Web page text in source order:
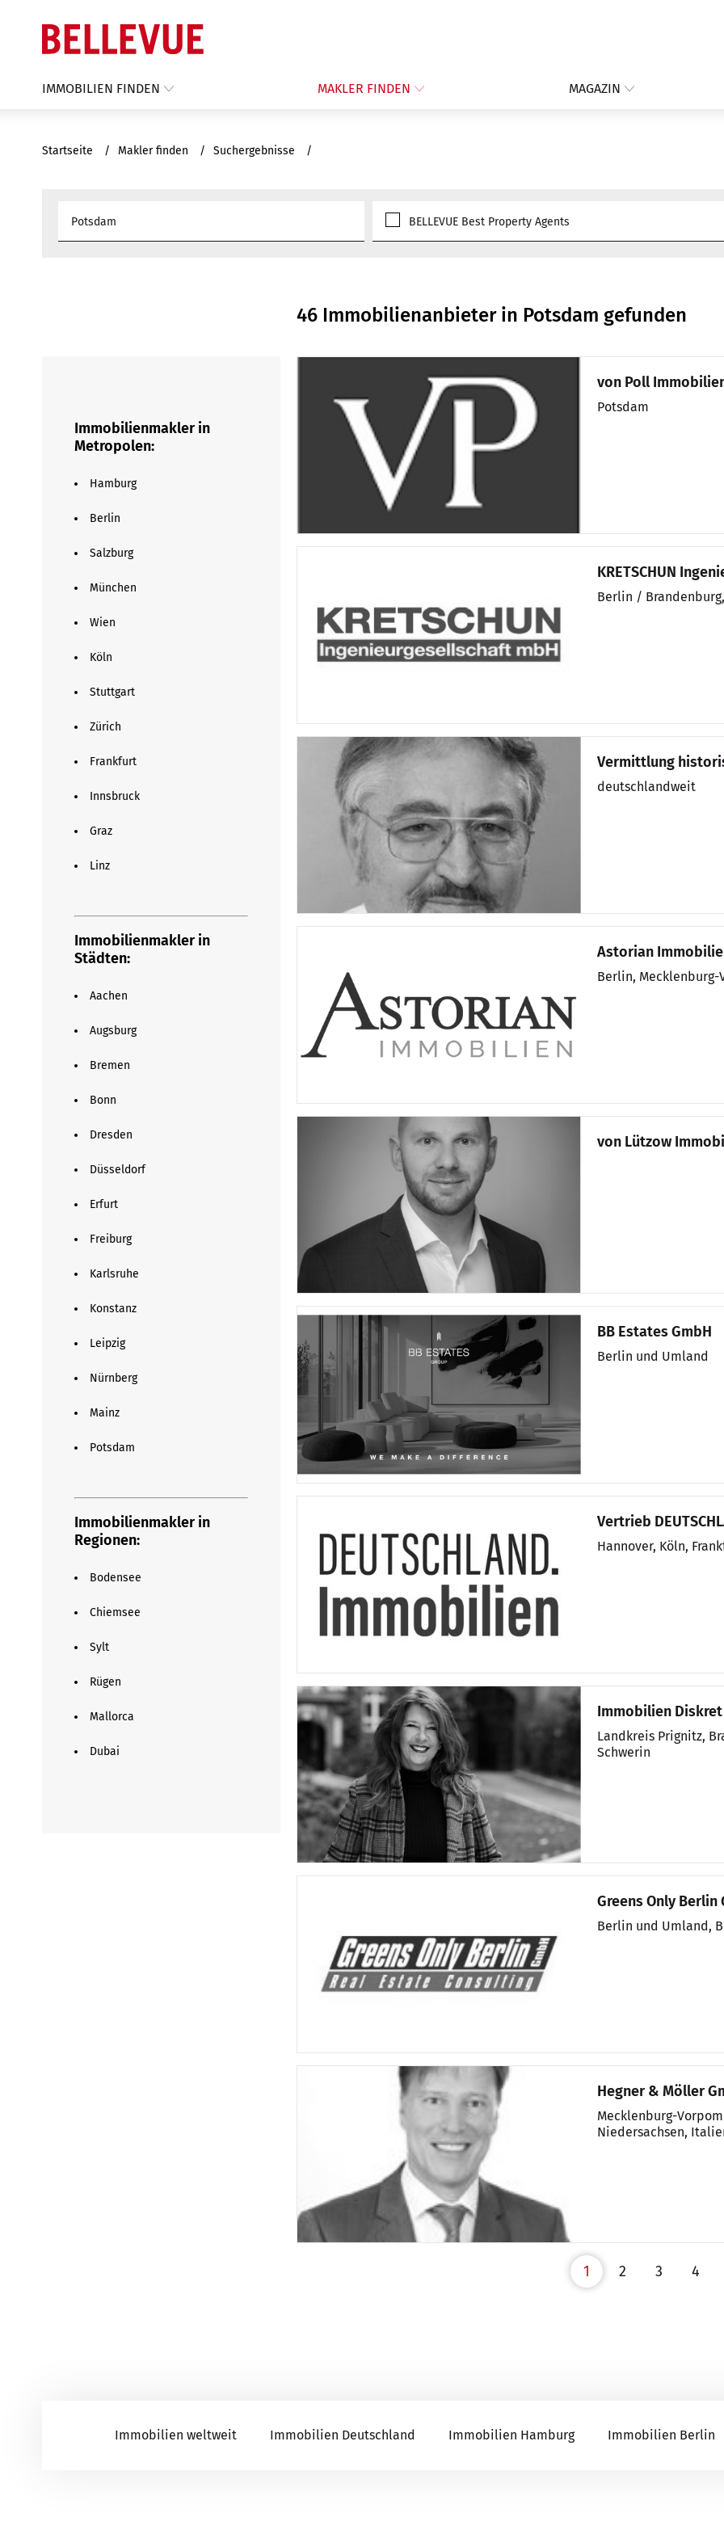
IMMOBILIEN FINDEN MAKLER FINDEN MAGAZIN
Startseite Makler finden Suchergebnisse
BELLEVUE Best Property Agents
46 Immobilienanbieter in Potsdam gefunden
Immobilienmakler in
Metropolen:
Hamburg
Berlin
Salzburg
München
Wien
Köln
Stuttgart
Zürich
Frankfurt
Innsbruck
Graz
Linz
Immobilienmakler in
Städten:
Aachen
Augsburg
Bremen
Bonn
Dresden
Düsseldorf
Erfurt
Freiburg
Karlsruhe
Konstanz
Leipzig
Nürnberg
Mainz
Potsdam
Immobilienmakler in
Regionen:
Bodensee
Chiemsee
Sylt
Rügen
Mallorca
Dubai
von Poll
Potsdam
KRETSCHUN
Berlin /
Vermittlung
deutschlandweit
Astorian
Berlin, Mecklenburg-
von Lützow
BB Estates GmbH
Berlin und Umland
Vertrieb
Hannover, Köln,
Immobilien Diskret
Landkreis Prignitz,
Schwerin
Greens Only Berlin
Berlin und Umland,
Hegner & Möller
Mecklenburg-
Niedersachsen,
1 2 3 4
Immobilien weltweit Immobilien Deutschland Immobilien Hamburg Immobilien Berlin